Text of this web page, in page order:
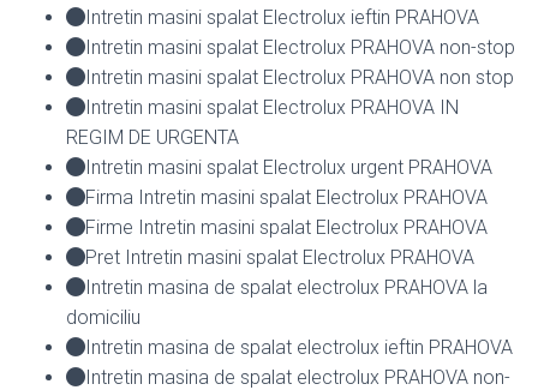
Intretin masini spalat Electrolux ieftin PRAHOVA
Intretin masini spalat Electrolux PRAHOVA non-stop
Intretin masini spalat Electrolux PRAHOVA non stop
Intretin masini spalat Electrolux PRAHOVA IN
REGIM DE URGENTA
Intretin masini spalat Electrolux urgent PRAHOVA
Firma Intretin masini spalat Electrolux PRAHOVA
Firme Intretin masini spalat Electrolux PRAHOVA
Pret Intretin masini spalat Electrolux PRAHOVA
Intretin masina de spalat electrolux PRAHOVA la
domiciliu
Intretin masina de spalat electrolux ieftin PRAHOVA
Intretin masina de spalat electrolux PRAHOVA non-